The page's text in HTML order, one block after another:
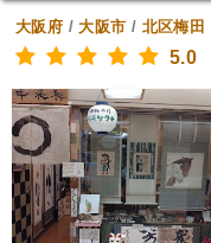
大阪府 /大阪市 / 北区梅田
5.0